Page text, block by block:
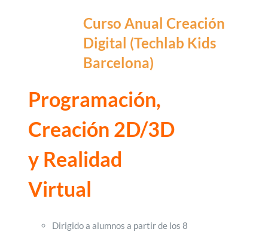
Curso Anual Creación
Digital (Techlab Kids
Barcelona)
Programación,
Creación 2D/3D
y Realidad
Virtual
Dirigido a alumnos a partir de los 8